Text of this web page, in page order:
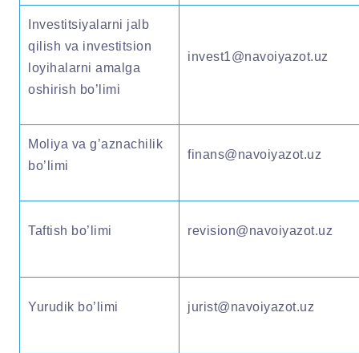
Investitsiyalarni jalb
qilish va investitsion
loyihalarni amalga
oshirish bo’limi
invest1@navoiyazot.uz
Moliya va g’aznachilik
bo’limi
finans@navoiyazot.uz
Taftish bo’limi revision@navoiyazot.uz
Yurudik bo’limi jurist@navoiyazot.uz